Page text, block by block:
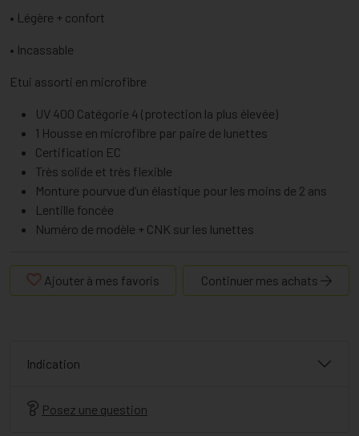
• Légère + confort
• Incassable
Etui assorti en microfibre
UV 400 Catégorie 4 (protection la plus élevée)
1 Housse en microfibre par paire de lunettes
Certification EC
Très solide et très flexible
Monture pourvue d’un élastique pour les moins de 2 ans
Lentille foncée
Numéro de modèle + CNK sur les lunettes
Ajouter à mes favoris Continuer mes achats
Indication
Posez une question